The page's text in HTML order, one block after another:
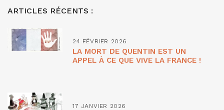
ARTICLES RÉCENTS :
24 FÉVRIER 2026
LA MORT DE QUENTIN EST UN
APPEL À CE QUE VIVE LA FRANCE !
17 JANVIER 2026